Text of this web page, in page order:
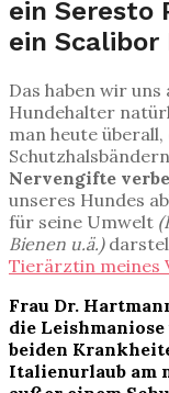
Das haben wir
Hundehalter
man heute
Schutzhalsbändern
Nervengifte
unseres Hundes
für seine Umwelt
Bienen u.ä.)
Tierärztin meines
Frau Dr.
die
beiden
Italienurlaub am